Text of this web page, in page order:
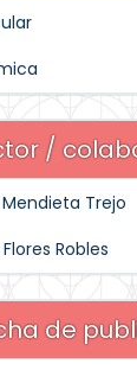
/
Trejo
Robles
de